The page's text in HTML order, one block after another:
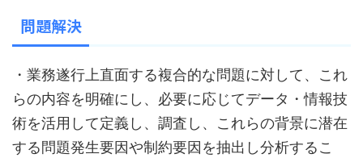
問題解決
・業務遂行上直面する複合的な問題に対して、これ
らの内容を明確にし、必要に応じてデータ・情報技
術を活用して定義し、調査し、これらの背景に潜在
する問題発生要因や制約要因を抽出し分析するこ